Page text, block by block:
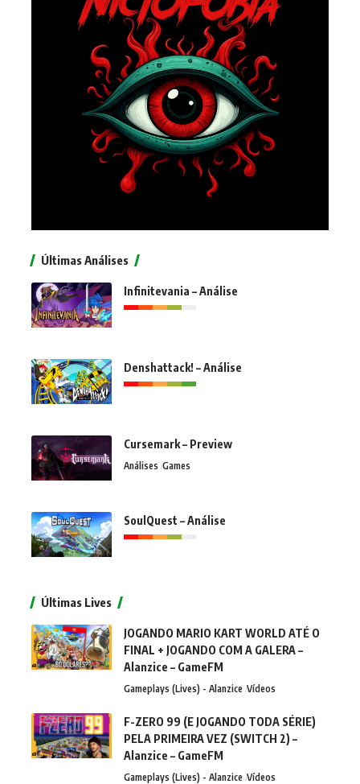
Últimas Análises
Infinitevania – Análise
Denshattack! – Análise
Cursemark – Preview
Análises Games
SoulQuest – Análise
Últimas Lives
JOGANDO MARIO KART WORLD ATÉ O
FINAL + JOGANDO COM A GALERA –
Alanzice – GameFM
Gameplays (Lives) - Alanzice Vídeos
F-ZERO 99 (E JOGANDO TODA SÉRIE)
PELA PRIMEIRA VEZ (SWITCH 2) –
Alanzice – GameFM
Gameplays (Lives) - Alanzice Vídeos